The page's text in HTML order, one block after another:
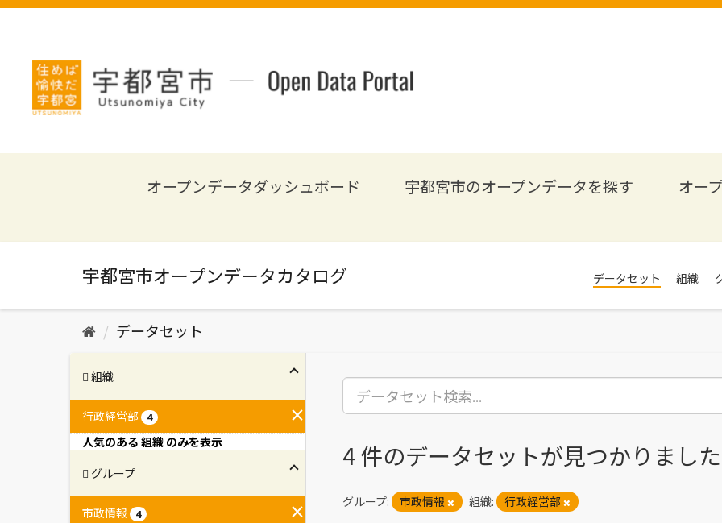
ス
オープンデータダッシュボード 宇都宮市のオープンデータを探す オー
データセット 組織
データセット
組織
行政経営部 4
人気のある 組織 のみを表示
グループ
市政情報 4
4 件のデータセットが見つかりました
グループ: 市政情報 組織: 行政経営部